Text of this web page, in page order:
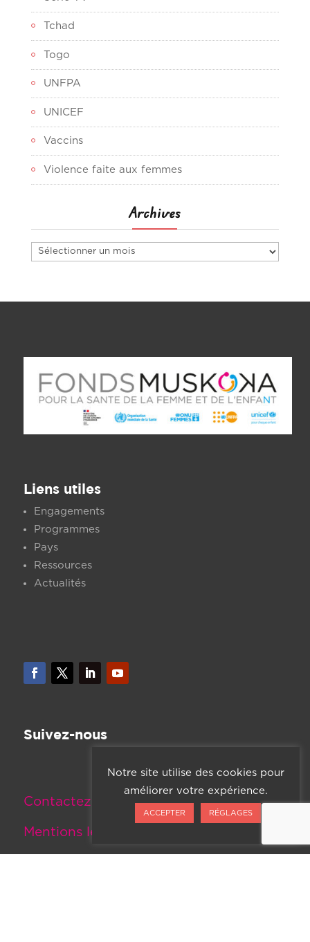
Tchad
Togo
UNFPA
UNICEF
Vaccins
Violence faite aux femmes
Archives
Archives
Liens utiles
Engagements
Programmes
Pays
Ressources
Actualités
Suivez-nous
Contactez-nous
Mentions légales
Notre site utilise des cookies pour
améliorer votre expérience.
ACCEPTER RÉGLAGES